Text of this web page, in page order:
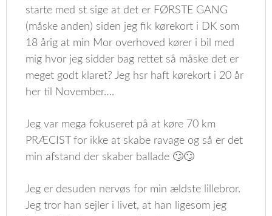
starte med st sige at det er FØRSTE GANG
(måske anden) siden jeg fik kørekort i DK som
18 årig at min Mor overhoved kører i bil med
mig hvor jeg sidder bag rettet så måske det er
meget godt klaret? Jeg hsr haft kørekort i 20 år
her til November….
Jeg var mega fokuseret på at køre 70 km
PRÆCIST for ikke at skabe ravage og så er det
min afstand der skaber ballade 🙄🙄
Jeg er desuden nervøs for min ældste lillebror.
Jeg tror han sejler i livet, at han ligesom jeg